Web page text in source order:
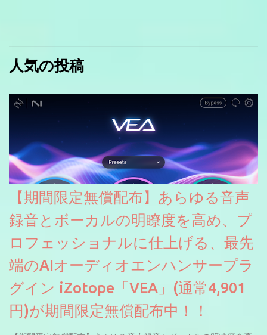
人気の投稿
【期間限定無償配布】あらゆる音声
録音とボーカルの明瞭度を高め、プ
ロフェッショナルに仕上げる、最先
端のAIオーディオエンハンサープラ
グイン iZotope「VEA」(通常4,901
円)が期間限定無償配布中！！